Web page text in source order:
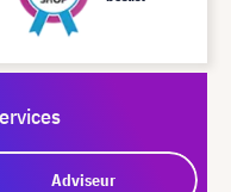
Adviseur